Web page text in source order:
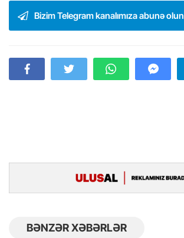
Bizim Telegram kanalımıza abunə olun
BƏNZƏR XƏBƏRLƏR